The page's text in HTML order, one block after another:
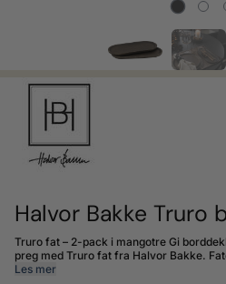
Halvor Bakke
Truro fat – 2-pack i mangotre Gi borddekkingen et eksklusivt og naturlig
preg med Truro fat fra Halvor Bakke.
en bærekraftig tresort kjent for sitt
Les mer